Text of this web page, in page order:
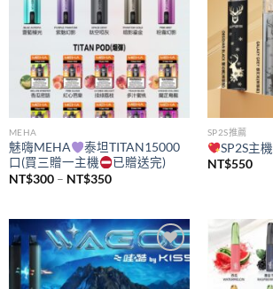
MEHA
魅嗨MEHA
泰坦TITAN15000
口(買三贈一主機
已贈送完)
NT$300 – NT$350價
NT$300
到
NT$350
SP2S推薦
SP2S主機
NT$550
Add to
wishlist